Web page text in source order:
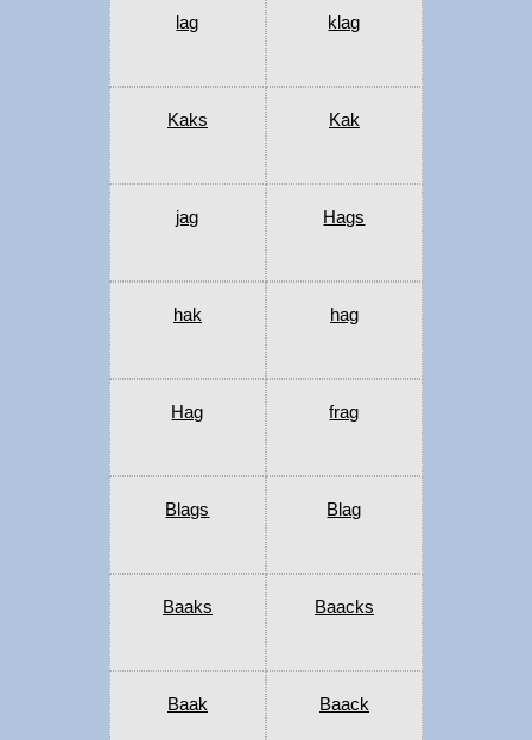
lag klag
Kaks Kak
jag Hags
hak hag
Hag frag
Blags Blag
Baaks Baacks
Baak Baack